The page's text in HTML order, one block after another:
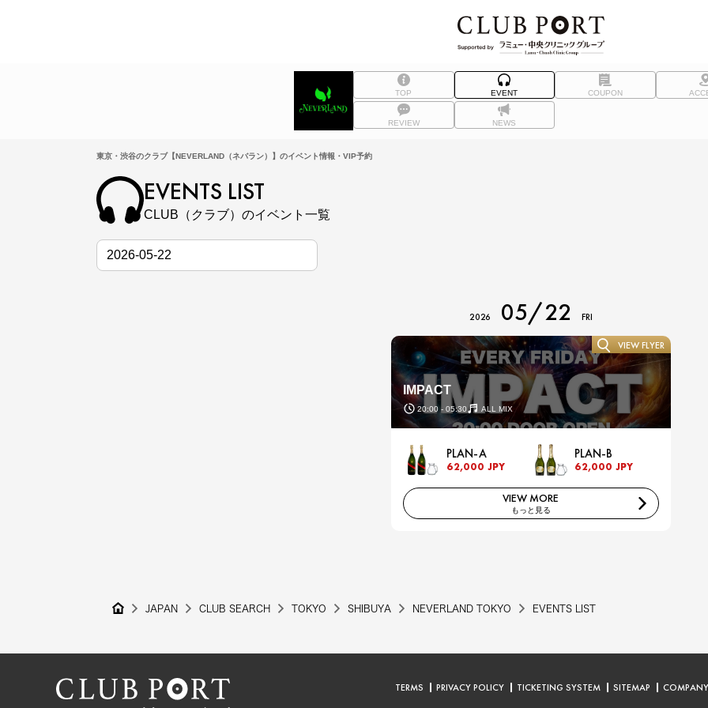
TOP EVENT COUPON
REVIEW NEWS
東京・渋谷のクラブ【NEVERLAND（ネバラン）】のイベント情報・VIP予約
EVENTS LIST
CLUB（クラブ）のイベント一覧
2026 05/22 FRI
IMPACT
20:00 - 05:30 ALL MIX
VIEW FLYER
PLAN-A
62,000 JPY
PLAN-B
62,000 JPY
VIEW MORE
もっと見る
JAPAN CLUB SEARCH TOKYO SHIBUYA NEVERLAND TOKYO EVENTS LIST
TERMS PRIVACY POLICY TICKETING SYSTEM SITEMAP COMPANY